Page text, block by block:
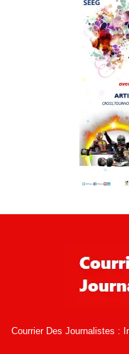
Courrier Des Journalistes :